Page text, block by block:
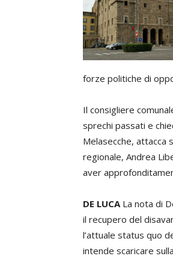
forze politiche di
Il consigliere
sprechi passati e
Melasecche, attacca
regionale, Andrea
aver
DE LUCALa nota di
il recupero del
l’attuale status quo
intende scaricare